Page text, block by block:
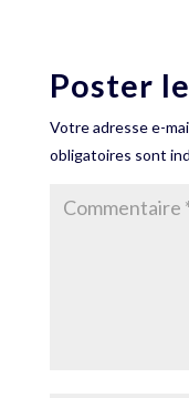
Poster
Votre adresse e-
obligatoires sont